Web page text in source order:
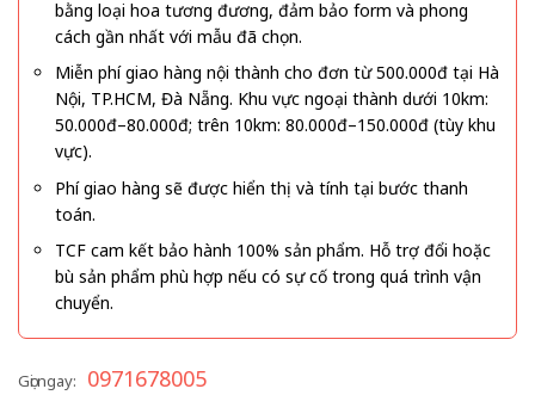
bằng loại hoa tương đương, đảm bảo form và phong
cách gần nhất với mẫu đã chọn.
Miễn phí giao hàng nội thành cho đơn từ 500.000đ tại Hà
Nội, TP.HCM, Đà Nẵng. Khu vực ngoại thành dưới 10km:
50.000đ–80.000đ; trên 10km: 80.000đ–150.000đ (tùy khu
vực).
Phí giao hàng sẽ được hiển thị và tính tại bước thanh
toán.
TCF cam kết bảo hành 100% sản phẩm. Hỗ trợ đổi hoặc
bù sản phẩm phù hợp nếu có sự cố trong quá trình vận
chuyển.
Gọi ngay: 0971678005